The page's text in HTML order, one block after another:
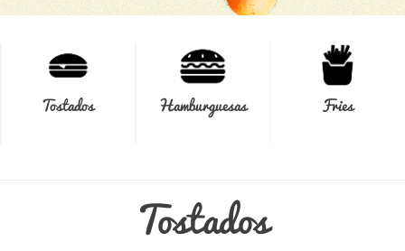
Tostados Hamburguesas Fries
Tostados